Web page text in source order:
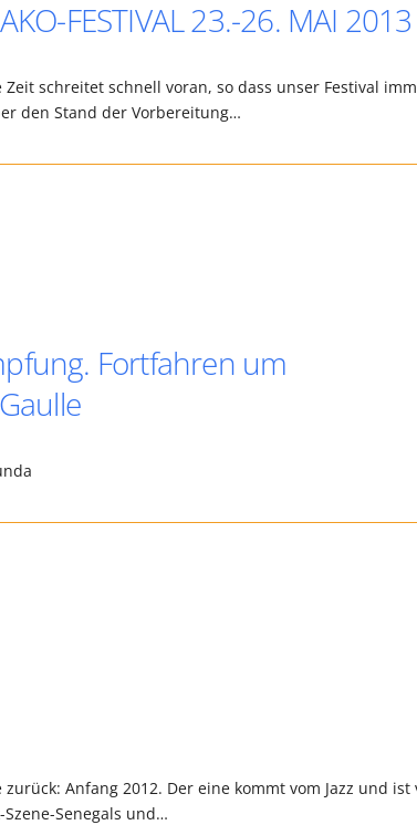
FESTIVAL 23.-26. MAI 2013
schreitet schnell voran, so dass unser Festival
den Stand der Vorbereitung…
Fortfahren um
Anfang 2012. Der eine kommt vom Jazz und ist
Senegals und…